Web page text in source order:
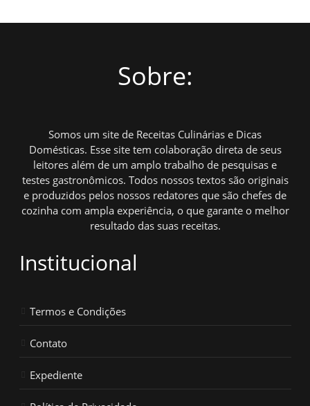
Sobre:
Somos um site de Receitas Culinárias e Dicas
Domésticas. Esse site tem colaboração direta de seus
leitores além de um amplo trabalho de pesquisas e
testes gastronômicos. Todos nossos textos são originais
e produzidos pelos nossos redatores que são chefes de
cozinha com ampla experiência, o que garante o melhor
resultado das suas receitas.
Institucional
Termos e Condições
Contato
Expediente